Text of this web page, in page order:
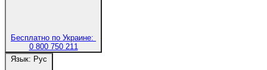
Бесплатно по Украине:
0 800 750 211
Язык: Рус